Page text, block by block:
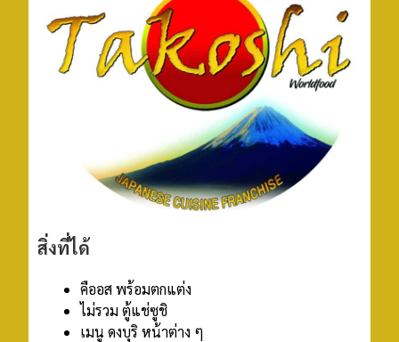
สิ่งที่ได้
คืออส พร้อมตกแต่ง
ไม่รวม ตู้แช่ซูชิ
เมนู ดงบุริ หน้าต่าง ๆ